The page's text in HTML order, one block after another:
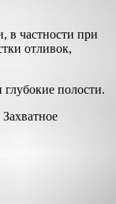
в частности при
отливок,
полости.